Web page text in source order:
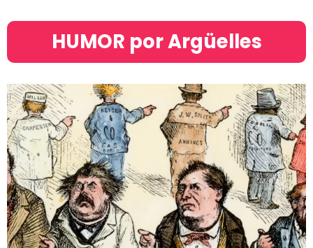
HUMOR por Argüelles​